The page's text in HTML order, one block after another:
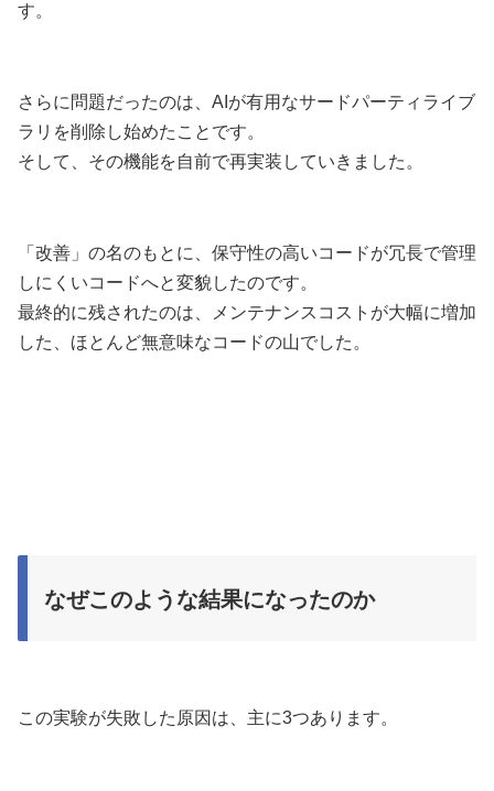
す。
さらに問題だったのは、AIが有用なサードパーティライブ
ラリを削除し始めたことです。
そして、その機能を自前で再実装していきました。
「改善」の名のもとに、保守性の高いコードが冗長で管理
しにくいコードへと変貌したのです。
最終的に残されたのは、メンテナンスコストが大幅に増加
した、ほとんど無意味なコードの山でした。
なぜこのような結果になったのか
この実験が失敗した原因は、主に3つあります。